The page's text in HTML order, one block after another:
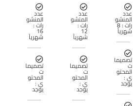
عدد
المنشو
رات : 8
شهرياً
تصميما
ت
المحتو
ي :
يوجد
عدد
المنشو
رات :
12
شهرياً
تصميما
ت
المحتو
ي :
يوجد
عدد
المنشو
رات :
16
شهرياً
تصميما
ت
المحتو
ي :
يوجد